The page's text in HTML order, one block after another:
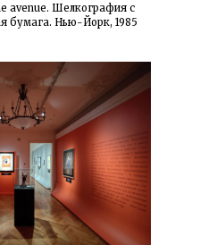
avenue. Шелкография c
бумага. Нью-Йорк, 1985